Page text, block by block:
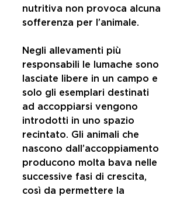
nutritiva non provoca alcuna
sofferenza per l’animale.
Negli allevamenti più
responsabili le lumache sono
lasciate libere in un campo e
solo gli esemplari destinati
ad accoppiarsi vengono
introdotti in uno spazio
recintato. Gli animali che
nascono dall’accoppiamento
producono molta bava nelle
successive fasi di crescita,
così da permettere la